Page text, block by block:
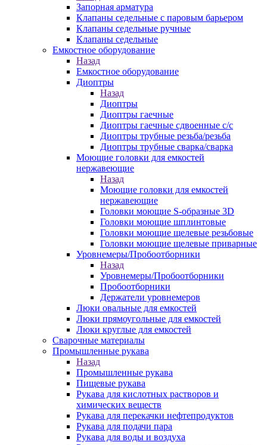
Запорная арматура
Клапаны седельные с паровым барьером
Клапаны седельные ручные
Клапаны седельные
Емкостное оборудование
Назад
Емкостное оборудование
Диоптры
Назад
Диоптры
Диоптры гаечные
Диоптры гаечные сдвоенные c/c
Диоптры трубные резьба/резьба
Диоптры трубные сварка/сварка
Моющие головки для емкостей
нержавеющие
Назад
Моющие головки для емкостей
нержавеющие
Головки моющие S-образные 3D
Головки моющие шплинтовые
Головки моющие щелевые резьбовые
Головки моющие щелевые приварные
Уровнемеры/Пробоотборники
Назад
Уровнемеры/Пробоотборники
Пробоотборники
Держатели уровнемеров
Люки овальные для емкостей
Люки прямоугольные для емкостей
Люки круглые для емкостей
Сварочные материалы
Промышленные рукава
Назад
Промышленные рукава
Пищевые рукава
Рукава для кислотных растворов и
химических веществ
Рукава для перекачки нефтепродуктов
Рукава для подачи пара
Рукава для воды и воздуха